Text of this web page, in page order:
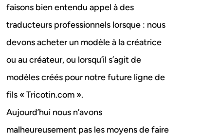
faisons bien entendu appel à des
traducteurs professionnels lorsque : nous
devons acheter un modèle à la créatrice
ou au créateur, ou lorsqu’il s’agit de
modèles créés pour notre future ligne de
fils « Tricotin.com ».
Aujourd’hui nous n’avons
malheureusement pas les moyens de faire